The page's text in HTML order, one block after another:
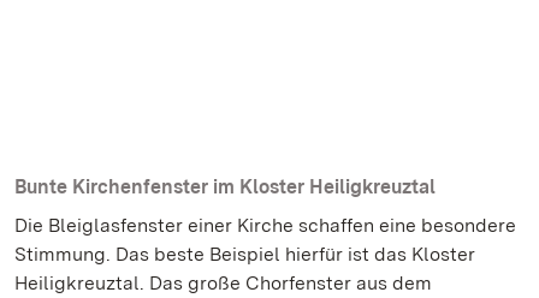
Bunte Kirchenfenster im Kloster Heiligkreuztal
Die Bleiglasfenster einer Kirche schaffen eine besondere
Stimmung. Das beste Beispiel hierfür ist das Kloster
Heiligkreuztal. Das große Chorfenster aus dem